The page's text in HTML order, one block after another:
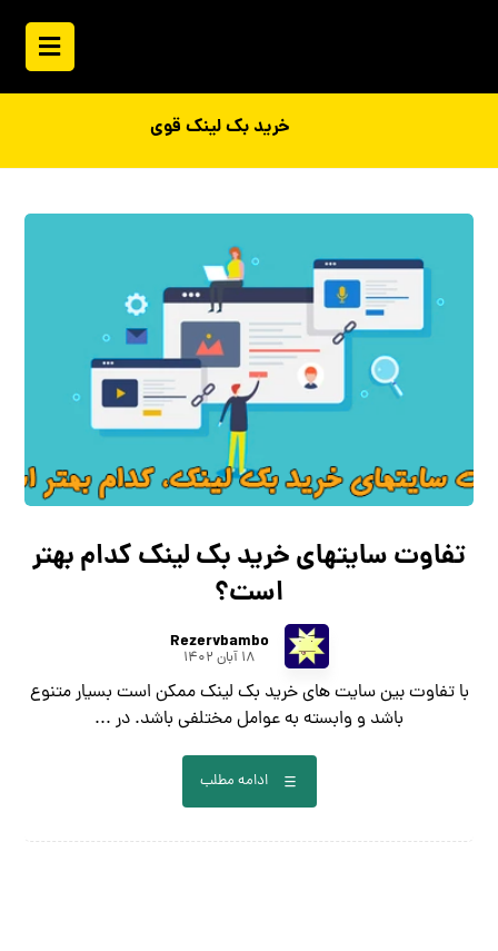
خرید بک لینک قوی
تفاوت سایتهای خرید بک لینک کدام بهتر
است؟
Rezervbambo
۱۸ آبان ۱۴۰۲
با تفاوت بین سایت های خرید بک لینک ممکن است بسیار متنوع
باشد و وابسته به عوامل مختلفی باشد. در ...
ادامه مطلب